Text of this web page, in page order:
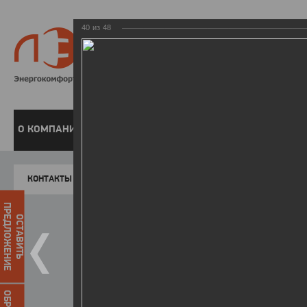
8 800
О КОМПАНИИ
КОНТАКТЫ
ОСТАВИТЬ
ПРЕДЛОЖЕНИЕ
40 из 48